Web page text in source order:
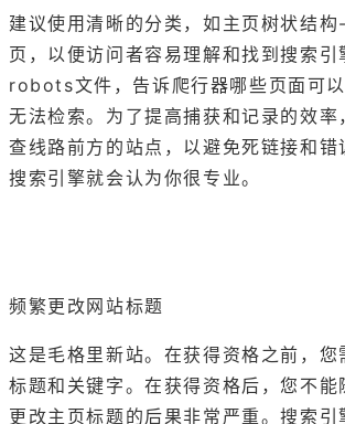
建议使用清晰的分类，如主页树状结
页，以便访问者容易理解和找到搜索引
robots文件，告诉爬行器哪些页面可
无法检索。为了提高捕获和记录的效率
查线路前方的站点，以避免死链接和错
搜索引擎就会认为你很专业。
频繁更改网站标题
这是毛格里新站。在获得资格之前，您
标题和关键字。在获得资格后，您不能
更改主页标题的后果非常严重。搜索引